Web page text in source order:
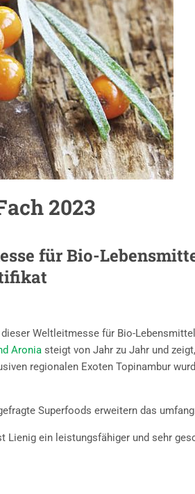
2023
für Bio-
Weltleitmesse für Bio-
Aronia steigt von Jahr zu Jahr und
regionalen Exoten Topinambur
Superfoods erweitern das
Lienig ein leistungsfähiger und sehr